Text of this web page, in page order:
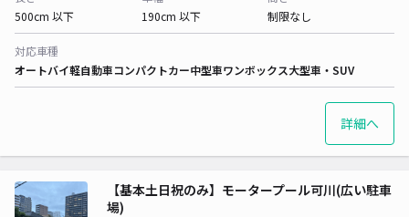
500cm 以下
190cm 以下
制限なし
対応車種
オートバイ軽自動車コンパクトカー中型車ワンボックス大型車・SUV
詳細へ
【基本土日祝のみ】モータープール可川(広い駐車
場)